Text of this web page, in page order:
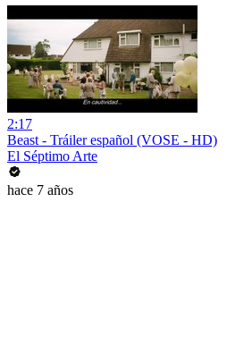
2:17
Beast - Tráiler español (VOSE - HD)
El Séptimo Arte
hace 7 años